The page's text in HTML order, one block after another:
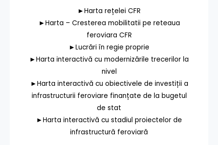
►Harta rețelei CFR
►Harta – Cresterea mobilitatii pe reteaua
feroviara CFR
►Lucrări în regie proprie
►Harta interactivă cu modernizările trecerilor la
nivel
►Harta interactivă cu obiectivele de investiții a
infrastructurii feroviare finanțate de la bugetul
de stat
►Harta interactivă cu stadiul proiectelor de
infrastructură feroviară